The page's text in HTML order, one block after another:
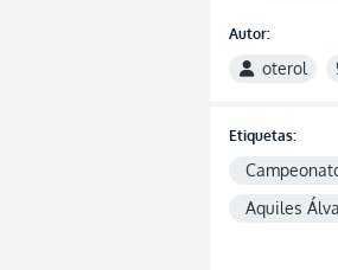
Autor:
oterol
Etiquetas:
Aquiles